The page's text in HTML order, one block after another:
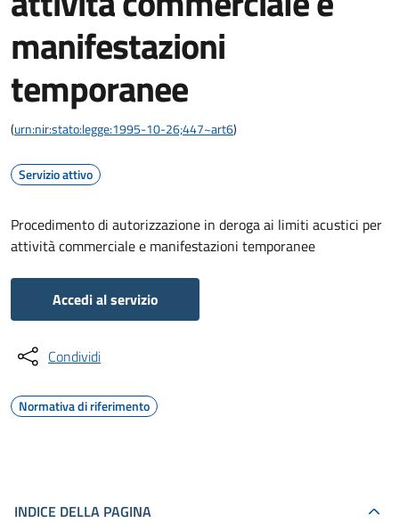
manifestazioni
temporanee
(urn:nir:stato:legge:1995-10-26;447~art6)
Servizio attivo
Procedimento di autorizzazione in deroga ai limiti acustici per
attività commerciale e manifestazioni temporanee
Accedi al servizio
Condividi
Normativa di riferimento
INDICE DELLA PAGINA